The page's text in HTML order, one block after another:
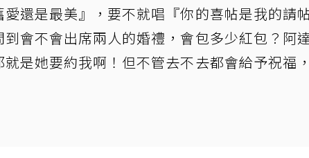
還是最美』，要不就唱『你的喜帖是我的請
會不會出席兩人的婚禮，會包多少紅包？阿
是她要約我啊！但不管去不去都會給予祝福